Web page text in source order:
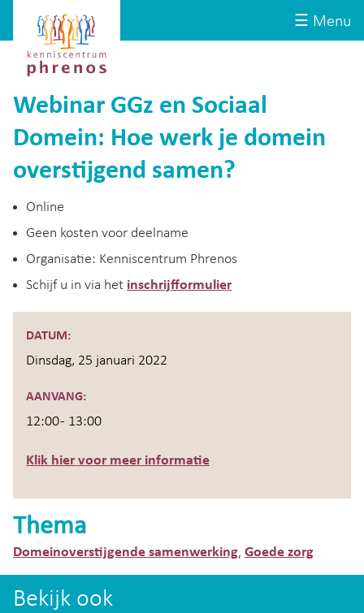
☰ Menu
Kenniscentrum
Phrenos
website
Webinar GGz en Sociaal
Domein: Hoe werk je domein
overstijgend samen?
Online
Geen kosten voor deelname
Organisatie: Kenniscentrum Phrenos
Schijf u in via het inschrijfformulier
DATUM:
Dinsdag, 25 januari 2022
AANVANG:
12:00 - 13:00
Klik hier voor meer informatie
Thema
Domeinoverstijgende samenwerking, Goede zorg
Bekijk ook